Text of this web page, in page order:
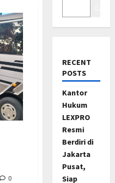
0
RECENT
POSTS
Kantor
Hukum
LEXPRO
Resmi
Berdiri di
Jakarta
Pusat,
Siap